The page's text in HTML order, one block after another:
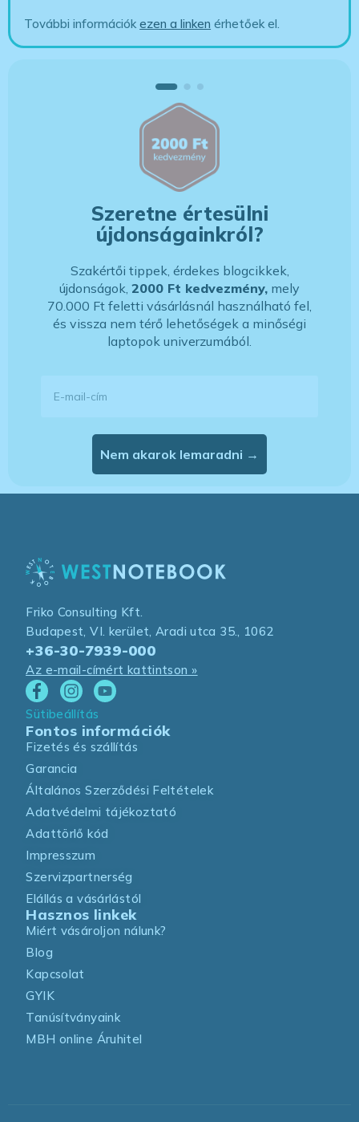
További információkezen a linken érhetőek el.
Szeretne értesülni
újdonságainkról?
Szakértői tippek, érdekes blogcikkek,
újdonságok, 2000 Ft kedvezmény, mely
70.000 Ft feletti vásárlásnál használható fel,
és vissza nem térő lehetőségek a minőségi
laptopok univerzumából.
Nem akarok lemaradni →
Friko Consulting Kft.
Budapest, VI. kerület, Aradi utca 35., 1062
+36-30-7939-000
Az e-mail-címért kattintson »
Sütibeállítás
Fontos információk
Fizetés és szállítás
Garancia
Általános Szerződési Feltételek
Adatvédelmi tájékoztató
Adattörlő kód
Impresszum
Szervizpartnerség
Elállás a vásárlástól
Hasznos linkek
Miért vásároljon nálunk?
Blog
Kapcsolat
GYIK
Tanúsítványaink
MBH online Áruhitel